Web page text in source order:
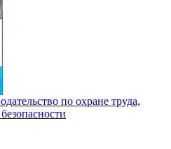
по охране труда,